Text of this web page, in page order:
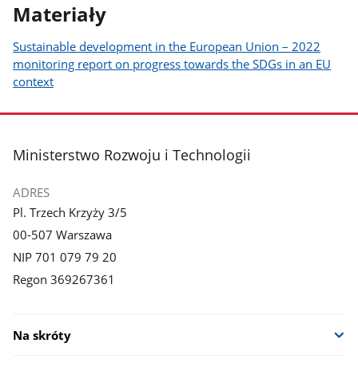
Materiały
Sustainable development in the European Union – 2022
monitoring report on progress towards the SDGs in an EU
context
stopka
Ministerstwo Rozwoju i Technologii
ADRES
Pl. Trzech Krzyży 3/5
00-507 Warszawa
NIP 701 079 79 20
Regon 369267361
Na skróty